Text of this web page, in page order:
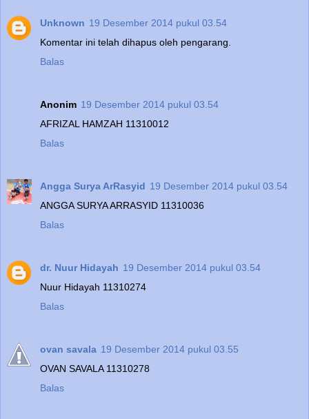
Unknown 19 Desember 2014 pukul 03.54
Komentar ini telah dihapus oleh pengarang.
Balas
Anonim 19 Desember 2014 pukul 03.54
AFRIZAL HAMZAH 11310012
Balas
Angga Surya ArRasyid 19 Desember 2014 pukul 03.54
ANGGA SURYA ARRASYID 11310036
Balas
dr. Nuur Hidayah 19 Desember 2014 pukul 03.54
Nuur Hidayah 11310274
Balas
ovan savala 19 Desember 2014 pukul 03.55
OVAN SAVALA 11310278
Balas